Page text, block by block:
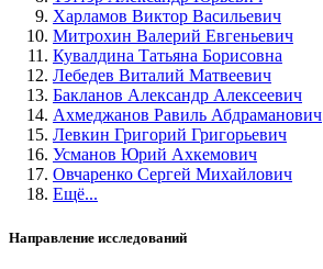
Харламов Виктор Васильевич
Митрохин Валерий Евгеньевич
Кувалдина Татьяна Борисовна
Лебедев Виталий Матвеевич
Бакланов Александр Алексеевич
Ахмеджанов Равиль Абдраманович
Левкин Григорий Григорьевич
Усманов Юрий Ахкемович
Овчаренко Сергей Михайлович
Ещё...
Направление исследований